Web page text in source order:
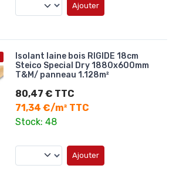
Ajouter
Isolant laine bois RIGIDE 18cm
Steico Special Dry 1880x600mm
T&M/ panneau 1.128m²
80,47 € TTC
71,34 €/m² TTC
Stock: 48
Ajouter